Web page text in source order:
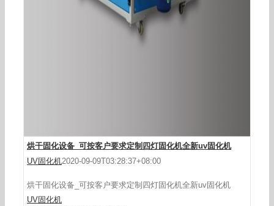
烘干固化设备_可按客户要求定制四灯固化机全新uv固化机
UV固化机2020-09-09T03:28:37+08:00
烘干固化设备_可按客户要求定制四灯固化机全新uv固化机
UV固化机